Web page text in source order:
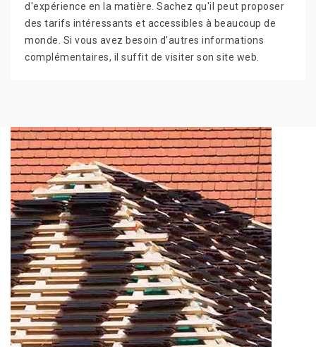
d'expérience en la matière. Sachez qu'il peut proposer
des tarifs intéressants et accessibles à beaucoup de
monde. Si vous avez besoin d'autres informations
complémentaires, il suffit de visiter son site web.